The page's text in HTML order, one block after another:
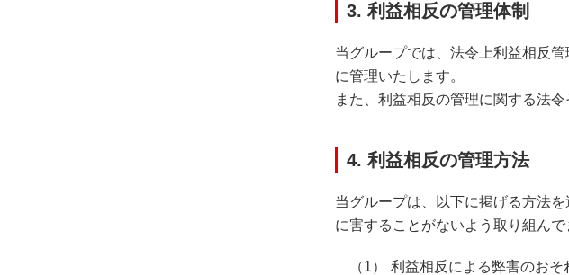
3. 利益相反の管理体制
当グループでは、法令上利益相反
に管理いたします。
また、利益相反の管理に関する法
4. 利益相反の管理方法
当グループは、以下に掲げる方法
に害することがないよう取り組んで
利益相反による弊害のお